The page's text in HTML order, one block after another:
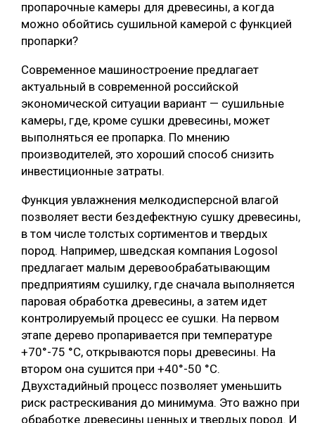
СУШКА ДРЕВЕСИНЫ
МЕБЕЛЬНОЕ ПРОИЗВОДСТВО
пропарочные камеры для древесины, а когда
можно обойтись сушильной камерой с функцией
пропарки?
Современное машиностроение предлагает
актуальный в современной российской
экономической ситуации вариант — сушильные
камеры, где, кроме сушки древесины, может
выполняться ее пропарка. По мнению
производителей, это хороший способ снизить
инвестиционные затраты.
Функция увлажнения мелкодисперсной влагой
позволяет вести бездефектную сушку древесины,
в том числе толстых сортиментов и твердых
пород. Например, шведская компания Logosol
предлагает малым деревообрабатывающим
предприятиям сушилку, где сначала выполняется
паровая обработка древесины, а затем идет
контролируемый процесс ее сушки. На первом
этапе дерево пропаривается при температуре
+70°-75 °С, открываются поры древесины. На
втором она сушится при +40°-50 °С.
Двухстадийный процесс позволяет уменьшить
риск растрескивания до минимума. Это важно при
обработке древесины ценных и твердых пород. И